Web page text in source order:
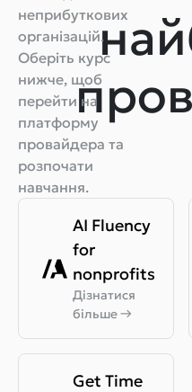
неприбуткових
організацій.
Оберіть курс
нижче, щоб
перейти на
платформу
провайдера та
розпочати
навчання.
AI Fluency
for
nonprofits
Дізнатися
більше→
Get Time